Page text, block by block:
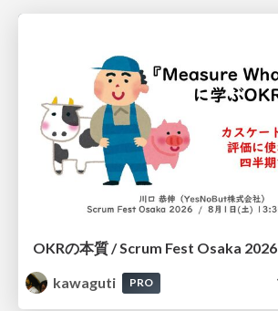
OKRの本質 / Scrum Fest Osaka 2026
kawaguti
PRO